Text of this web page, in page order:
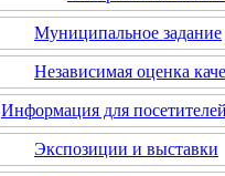
Муниципальное задание
Независимая оценка
Информация для посетителей
Экспозиции и выставки